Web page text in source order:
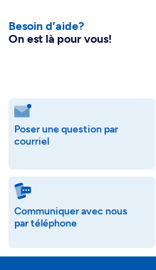
Besoin d’aide?
On est là pour vous!
Poser une question par
courriel
Communiquer avec nous
par téléphone